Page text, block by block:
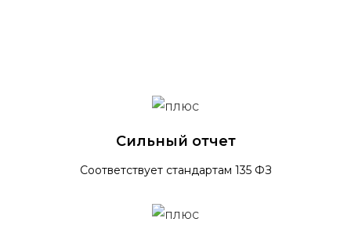
Сильный отчет
Соответствует стандартам 135 ФЗ